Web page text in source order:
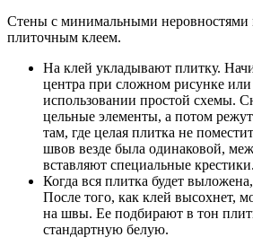
Стены с минимальными неровностями
плиточным клеем.
На клей укладывают плитку.
центра при сложном рисунке или
использовании простой схемы.
цельные элементы, а потом
там, где целая плитка не
швов везде была одинаковой,
вставляют специальные крестики.
Когда вся плитка будет
После того, как клей высохнет,
на швы. Ее подбирают в тон
стандартную белую.